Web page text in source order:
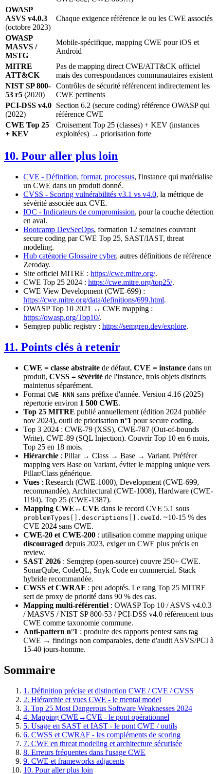
OWASP
ASVS v4.0.3
(octobre 2023)
Chaque exigence référence le ou les CWE associés
OWASP
MASVS /
MSTG
Mobile-spécifique, mapping CWE pour iOS et
Android
MITRE
ATT&CK
Pas de mapping direct CWE/ATT&CK officiel
mais des correspondances communautaires existent
NIST SP 800-
53 r5 (2020)
Contrôles de sécurité référencent indirectement les
CWE pertinents
PCI-DSS v4.0
(2022)
Section 6.2 (secure coding) référence OWASP qui
référence CWE
CWE Top 25
+ KEV
Croisement Top 25 (classes) + KEV (instances
exploitées) → priorisation forte
10. Pour aller plus loin
CVE - Définition, format, processus, l'instance qui matérialise
un CWE dans un produit donné.
CVSS - Scoring vulnérabilités v3.1 vs v4.0, la métrique de
sévérité associée aux CVE.
IOC - Indicateurs de compromission, pour la couche détection
en aval.
Bootcamp DevSecOps, formation 12 semaines couvrant
secure coding par CWE Top 25, SAST/IAST, threat
modeling.
Hub catégorie Glossaire cyber, autres définitions de référence
Zeroday.
Site officiel MITRE : https://cwe.mitre.org/.
CWE Top 25 2024 : https://cwe.mitre.org/top25/.
CWE View Development (CWE-699) :
https://cwe.mitre.org/data/definitions/699.html.
OWASP Top 10 2021 ↔ CWE mapping :
https://owasp.org/Top10/.
Semgrep public registry : https://semgrep.dev/explore.
11. Points clés à retenir
CWE = classe abstraite de défaut, CVE = instance dans un
produit, CVSS = sévérité de l'instance, trois objets distincts
maintenus séparément.
Format CWE-NNN sans préfixe d'année. Version 4.16 (2025)
répertorie environ 1 500 CWE.
Top 25 MITRE publié annuellement (édition 2024 publiée
nov 2024), outil de priorisation n°1 pour secure coding.
Top 3 2024 : CWE-79 (XSS), CWE-787 (Out-of-bounds
Write), CWE-89 (SQL Injection). Couvrir Top 10 en 6 mois,
Top 25 en 18 mois.
Hiérarchie : Pillar → Class → Base → Variant. Préférer
mapping vers Base ou Variant, éviter le mapping unique vers
Pillar/Class générique.
Vues : Research (CWE-1000), Development (CWE-699,
recommandée), Architectural (CWE-1008), Hardware (CWE-
1194), Top 25 (CWE-1387).
Mapping CWE↔CVE dans le record CVE 5.1 sous
problemTypes[].descriptions[].cweId . ~10-15 % des
CVE 2024 sans CWE.
CWE-20 et CWE-200 : utilisation comme mapping unique
discouraged depuis 2023, exiger un CWE plus précis en
review.
SAST 2026 : Semgrep (open-source) couvre 250+ CWE.
SonarQube, CodeQL, Snyk Code en commercial. Stack
hybride recommandée.
CWSS et CWRAF : peu adoptés. Le rang Top 25 MITRE
sert de proxy de priorité dans 90 % des cas.
Mapping multi-référentiel : OWASP Top 10 / ASVS v4.0.3
/ MASVS / NIST SP 800-53 / PCI-DSS v4.0 référencent tous
CWE comme taxonomie commune.
Anti-pattern n°1 : produire des rapports pentest sans tag
CWE → findings non comparables, dette d'audit ASVS/PCI à
15-40 jours-homme.
Sommaire
1. Définition précise et distinction CWE / CVE / CVSS
2. Hiérarchie et vues CWE - le mental model
3. Top 25 Most Dangerous Software Weaknesses 2024
4. Mapping CWE↔CVE - le pont opérationnel
5. Usage en SAST et IAST - le pont CWE / outils
6. CWSS et CWRAF - les compléments de scoring
7. CWE en threat modeling et architecture sécurisée
8. Erreurs fréquentes dans l'usage CWE
9. CWE et frameworks adjacents
10. Pour aller plus loin